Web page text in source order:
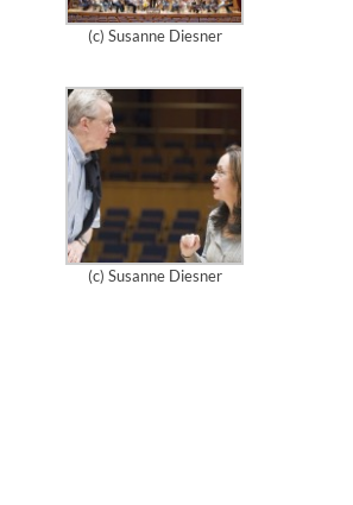
(c) Susanne Diesner
(c) Susanne Diesner